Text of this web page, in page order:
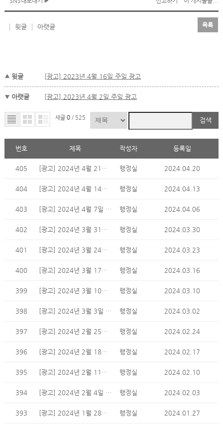
윗글 아랫글 목록
윗글 [광고] 2023년 4월 16일 주일 광고
아랫글 [광고] 2023년 4월 2일 주일 광고
새글 0/ 525 검색
번호 제목 작성자 등록일
405 [광고] 2024년 4월 21일 주일 광고 행정실 2024.04.20
404 [광고] 2024년 4월 14일 주일 광고 행정실 2024.04.13
403 [광고] 2024년 4월 7일 주일 광고 행정실 2024.04.06
402 [광고] 2024년 3월 31일 주일 광고 행정실 2024.03.30
401 [광고] 2024년 3월 24일 주일 광고 행정실 2024.03.23
400 [광고] 2024년 3월 17일 주일 광고 행정실 2024.03.16
399 [광고] 2024년 3월 10일 주일 광고 행정실 2024.03.10
398 [광고] 2024년 3월 3일 주일 광고 행정실 2024.03.02
397 [광고] 2024년 2월 25일 주일 광고 행정실 2024.02.24
396 [광고] 2024년 2월 18일 주일 광고 행정실 2024.02.17
395 [광고] 2024년 2월 11일 주일 광고 행정실 2024.02.10
394 [광고] 2024년 2월 4일 주일 광고 행정실 2024.02.03
393 [광고] 2024년 1월 28일 주일 광고 행정실 2024.01.27